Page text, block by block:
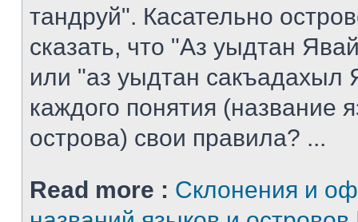
тандруй". Касательно
сказать, что "Аз уыдтан
или "аз уыдтан сакъадахыл
каждого понятия (название
острова) свои правила? ...
Read more : Склонения и